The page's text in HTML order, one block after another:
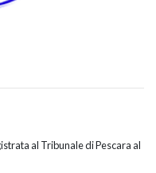
al Tribunale di Pescara al